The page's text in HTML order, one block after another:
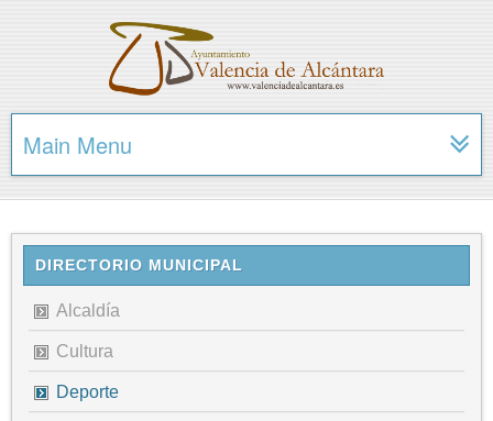
Main Menu
DIRECTORIO MUNICIPAL
Alcaldía
Cultura
Deporte